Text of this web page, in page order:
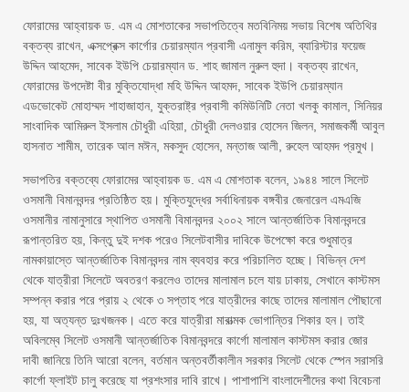
ফোরামের আহ্বায়ক ড. এম এ মোশতাকের সভাপতিত্বে মতবিনিময় সভায় বিশেষ অতিথির
বক্তব্য রাখেন, এক্সপ্রেক্স কার্গোর চেয়ারম্যান প্রবাসী এনামুল করিম, ব্যারিস্টার ফয়েজ
উদ্দিন আহমেদ, সাবেক ইউপি চেয়ারম্যান ড. শাহ জামাল নুরুল হুদা। বক্তব্য রাখেন,
ফোরামের উপদেষ্টা বীর মুক্তিযোদ্ধা মহি উদ্দিন আহমদ, সাবেক ইউপি চেয়ারম্যান
এডভোকেট মোহাম্মদ শাহাজাহান, যুক্তরাষ্ট্র প্রবাসী কমিউনিটি নেতা খলকু কামাল, সিনিয়র
সাংবাদিক আমিরুল ইসলাম চৌধুরী এহিয়া, চৌধুরী দেলওয়ার হোসেন জিলন, সমাজকর্মী আবুল
হাসনাত শামীম, তারেক আল মঈন, মকসুদ হোসেন, মন্তাজ আলী, রুহেল আহমদ প্রমুখ।
সভাপতির বক্তব্যে ফোরামের আহ্বায়ক ড. এম এ মোশতাক বলেন, ১৯৪৪ সালে সিলেট
ওসমানী বিমানবন্দর প্রতিষ্ঠিত হয়। মুক্তিযুদ্ধের সর্বাধিনায়ক বঙ্গবীর জেনারেল এমএজি
ওসমানীর নামানুসারে স্থাপিত ওসমানী বিমানবন্দর ২০০২ সালে আন্তর্জাতিক বিমানবন্দরে
রূপান্তরিত হয়, কিন্তু দুই দশক পরেও সিলেটবাসীর দাবিকে উপেক্ষো করে শুধুমাত্র
নামকায়াস্তে আন্তর্জাতিক বিমানবন্দর নাম ব্যবহার করে পরিচালিত হচ্ছে। বিভিন্ন দেশ
থেকে যাত্রীরা সিলেটে অবতরণ করলেও তাদের মালামাল চলে যায় ঢাকায়, সেখানে কাস্টমস
সম্পন্ন করার পরে প্রায় ২ থেকে ৩ সপ্তাহ পরে যাত্রীদের কাছে তাদের মালামাল পৌছানো
হয়, যা অত্যন্ত দুঃখজনক। এতে করে যাত্রীরা মারাত্মক ভোগান্তির শিকার হন। তাই
অবিলম্বে সিলেট ওসমানী আন্তর্জাতিক বিমানবন্দরে কার্গো মালামাল কাস্টমস করার জোর
দাবী জানিয়ে তিনি আরো বলেন, বর্তমান অন্তবর্তীকালীন সরকার সিলেট থেকে স্পেন সরাসরি
কার্গো ফ্লাইট চালু করেছে যা প্রশংসার দাবি রাখে। পাশাপাশি বাংলাদেশীদের কথা বিবেচনা